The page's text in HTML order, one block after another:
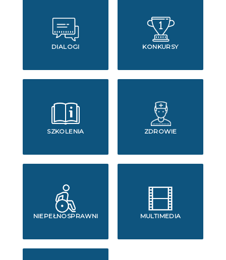
DIALOGI KONKURSY
SZKOLENIA ZDROWIE
NIEPEŁNOSPRAWNI MULTIMEDIA